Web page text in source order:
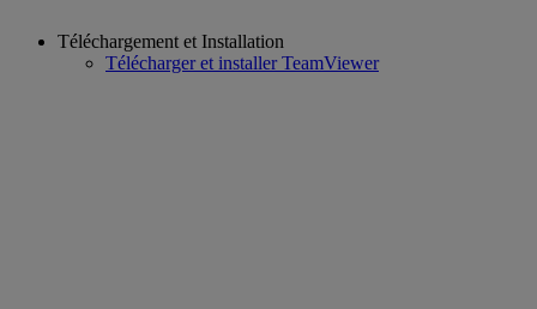
Téléchargement et Installation
Télécharger et installer TeamViewer